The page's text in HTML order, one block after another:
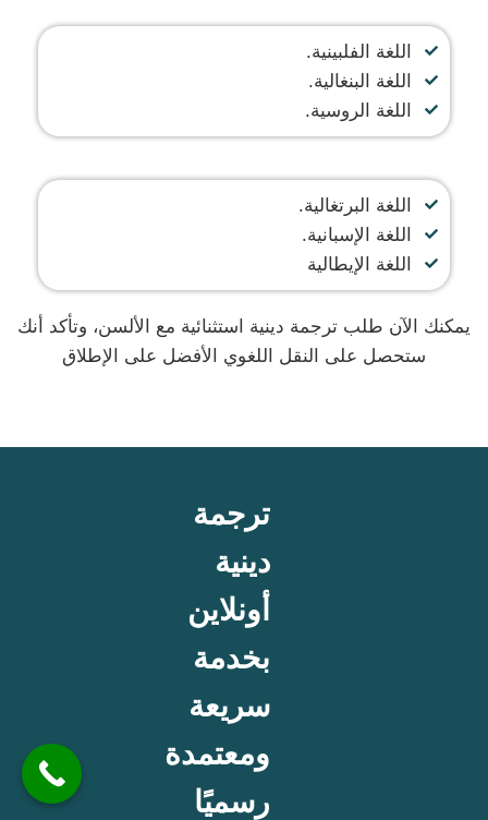
اللغة الفلبينية.
اللغة البنغالية.
اللغة الروسية.
اللغة البرتغالية.
اللغة الإسبانية.
اللغة الإيطالية
يمكنك الآن طلب ترجمة دينية استثنائية مع الألسن، وتأكد أنك
ستحصل على النقل اللغوي الأفضل على الإطلاق
ترجمة
دينية
أونلاين
بخدمة
سريعة
ومعتمدة
رسميًا